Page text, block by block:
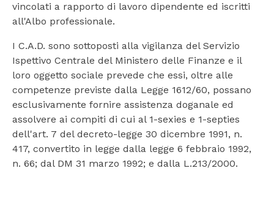
vincolati a rapporto di lavoro dipendente ed iscritti
all'Albo professionale.
I C.A.D. sono sottoposti alla vigilanza del Servizio
Ispettivo Centrale del Ministero delle Finanze e il
loro oggetto sociale prevede che essi, oltre alle
competenze previste dalla Legge 1612/60, possano
esclusivamente fornire assistenza doganale ed
assolvere ai compiti di cui al 1-sexies e 1-septies
dell'art. 7 del decreto-legge 30 dicembre 1991, n.
417, convertito in legge dalla legge 6 febbraio 1992,
n. 66; dal DM 31 marzo 1992; e dalla L.213/2000.